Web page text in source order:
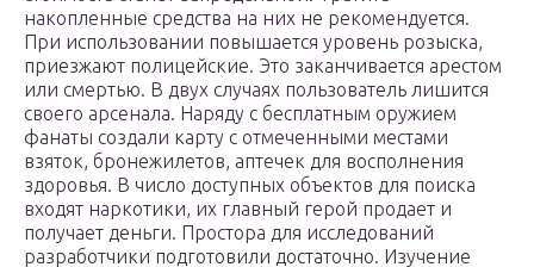
накопленные средства на них не рекомендуется.
При использовании повышается уровень розыска,
приезжают полицейские. Это заканчивается арестом
или смертью. В двух случаях пользователь лишится
своего арсенала. Наряду с бесплатным оружием
фанаты создали карту с отмеченными местами
взяток, бронежилетов, аптечек для восполнения
здоровья. В число доступных объектов для поиска
входят наркотики, их главный герой продает и
получает деньги. Простора для исследований
разработчики подготовили достаточно. Изучение